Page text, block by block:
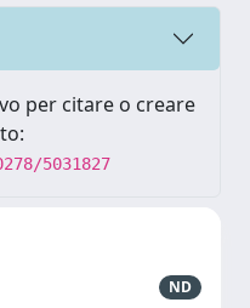
per citare o creare
5031827
ND